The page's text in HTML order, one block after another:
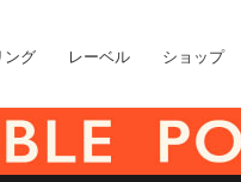
ング レーベル ショップ